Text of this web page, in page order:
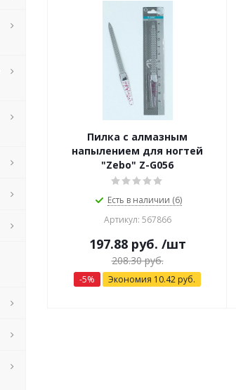
Пилка c алмазным
напылением для ногтей
"Zebo" Z-G056
Есть в наличии (6)
Артикул: 567866
197.88руб. /шт
208.30руб.
-5% Экономия 10.42 руб.